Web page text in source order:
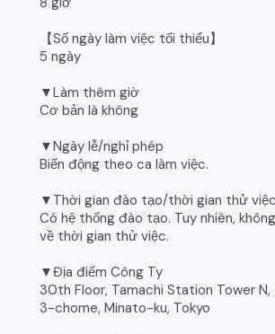
【Số ngày làm việc tối thiểu】
5 ngày
▼Làm thêm giờ
Cơ bản là không
▼Ngày lễ/nghỉ phép
Biến động theo ca làm việc.
▼Thời gian đào tạo/thời gian thử việc
Có hệ thống đào tạo. Tuy nhiên,
về thời gian thử việc.
▼Địa điểm Công Ty
30th Floor, Tamachi Station Tower N,
3-chome, Minato-ku, Tokyo